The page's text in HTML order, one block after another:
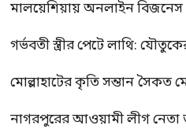
মালয়েশিয়ায় অনলাইন বিজনেস
গর্ভবতী স্ত্রীর পেটে লাথি:
মোল্লাহাটের কৃতি সন্তান সৈকত
নাগরপুরের আওয়ামী লীগ নেতা